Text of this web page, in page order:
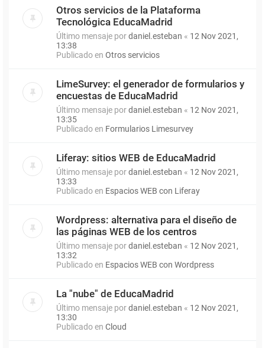
Otros servicios de la Plataforma
Tecnológica EducaMadrid
Último mensaje pordaniel.esteban « 12 Nov 2021,
13:38
Publicado en Otros servicios
LimeSurvey: el generador de formularios y
encuestas de EducaMadrid
Último mensaje pordaniel.esteban « 12 Nov 2021,
13:35
Publicado en Formularios Limesurvey
Liferay: sitios WEB de EducaMadrid
Último mensaje pordaniel.esteban « 12 Nov 2021,
13:33
Publicado en Espacios WEB con Liferay
Wordpress: alternativa para el diseño de
las páginas WEB de los centros
Último mensaje pordaniel.esteban « 12 Nov 2021,
13:32
Publicado en Espacios WEB con Wordpress
La "nube" de EducaMadrid
Último mensaje pordaniel.esteban « 12 Nov 2021,
13:30
Publicado en Cloud